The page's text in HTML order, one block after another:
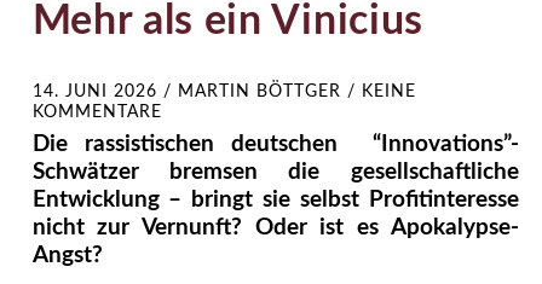
Mehr als ein Vinicius
14. JUNI 2026 / MARTIN BÖTTGER / KEINE
KOMMENTARE
Die rassistischen deutschen “Innovations”-
Schwätzer bremsen die gesellschaftliche
Entwicklung – bringt sie selbst Profitinteresse
nicht zur Vernunft? Oder ist es Apokalypse-
Angst?